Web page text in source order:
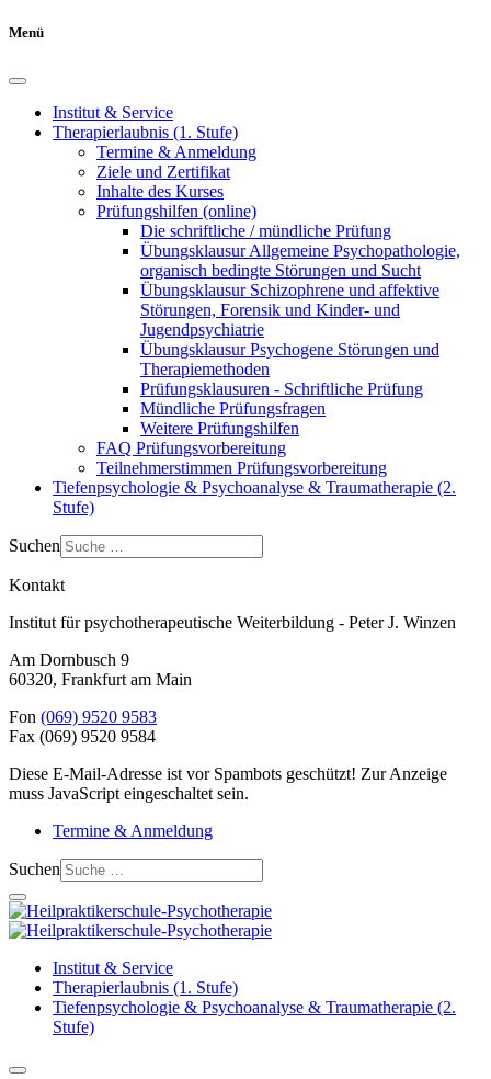
Menü
Institut & Service
Therapierlaubnis (1. Stufe)
Termine & Anmeldung
Ziele und Zertifikat
Inhalte des Kurses
Prüfungshilfen (online)
Die schriftliche / mündliche Prüfung
Übungsklausur Allgemeine Psychopathologie,
organisch bedingte Störungen und Sucht
Übungsklausur Schizophrene und affektive
Störungen, Forensik und Kinder- und
Jugendpsychiatrie
Übungsklausur Psychogene Störungen und
Therapiemethoden
Prüfungsklausuren - Schriftliche Prüfung
Mündliche Prüfungsfragen
Weitere Prüfungshilfen
FAQ Prüfungsvorbereitung
Teilnehmerstimmen Prüfungsvorbereitung
Tiefenpsychologie & Psychoanalyse & Traumatherapie (2.
Stufe)
Suchen
Kontakt
Institut für psychotherapeutische Weiterbildung - Peter J. Winzen
Am Dornbusch 9
60320, Frankfurt am Main
Fon (069) 9520 9583
Fax (069) 9520 9584
Diese E-Mail-Adresse ist vor Spambots geschützt! Zur Anzeige
muss JavaScript eingeschaltet sein.
Termine & Anmeldung
Suchen
Institut & Service
Therapierlaubnis (1. Stufe)
Tiefenpsychologie & Psychoanalyse & Traumatherapie (2.
Stufe)